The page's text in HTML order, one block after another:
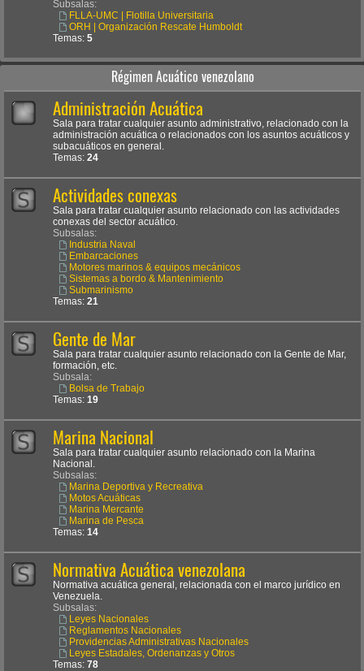
Subsalas:
FLLA-UMC | Flotilla Universitaria
ORH | Organización Rescate Humboldt
Temas: 5
Régimen Acuático venezolano
Administración Acuática
Sala para tratar cualquier asunto administrativo, relacionado con la
administración acuática o relacionados con los asuntos acuáticos y
subacuáticos en general.
Temas: 24
Actividades conexas
Sala para tratar cualquier asunto relacionado con las actividades
conexas del sector acuático.
Subsalas:
Industria Naval
Embarcaciones
Motores marinos & equipos mecánicos
Sistemas a bordo & Mantenimiento
Submarinismo
Temas: 21
Gente de Mar
Sala para tratar cualquier asunto relacionado con la Gente de Mar,
formación, etc.
Subsala:
Bolsa de Trabajo
Temas: 19
Marina Nacional
Sala para tratar cualquier asunto relacionado con la Marina
Nacional.
Subsalas:
Marina Deportiva y Recreativa
Motos Acuáticas
Marina Mercante
Marina de Pesca
Temas: 14
Normativa Acuática venezolana
Normativa acuática general, relacionada con el marco jurídico en
Venezuela.
Subsalas:
Leyes Nacionales
Reglamentos Nacionales
Providencias Administrativas Nacionales
Leyes Estadales, Ordenanzas y Otros
Temas: 78